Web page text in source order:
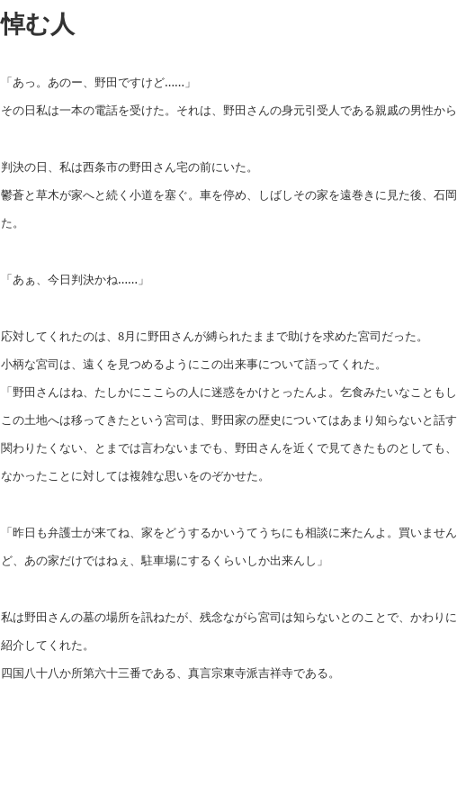
悼む人
「あっ。あのー、野田ですけど……」
その日私は一本の電話を受けた。それは、野田さんの身元引受人である親戚の男性から
判決の日、私は西条市の野田さん宅の前にいた。
鬱蒼と草木が家へと続く小道を塞ぐ。車を停め、しばしその家を遠巻きに見た後、石
た。
「あぁ、今日判決かね……」
応対してくれたのは、8月に野田さんが縛られたままで助けを求めた宮司だった。
小柄な宮司は、遠くを見つめるようにこの出来事について語ってくれた。
「野田さんはね、たしかにここらの人に迷惑をかけとったんよ。乞食みたいなこともし
この土地へは移ってきたという宮司は、野田家の歴史についてはあまり知らないと話す
関わりたくない、とまでは言わないまでも、野田さんを近くで見てきたものとしても
なかったことに対しては複雑な思いをのぞかせた。
「昨日も弁護士が来てね、家をどうするかいうてうちにも相談に来たんよ。買いませ
ど、あの家だけではねぇ、駐車場にするくらいしか出来んし」
私は野田さんの墓の場所を訊ねたが、残念ながら宮司は知らないとのことで、かわり
紹介してくれた。
四国八十八か所第六十三番である、真言宗東寺派吉祥寺である。